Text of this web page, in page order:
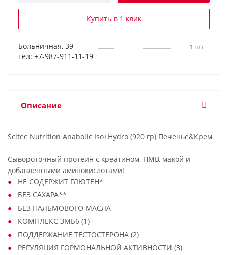
Купить в 1 клик
Больничная, 39
тел: +7-987-911-11-19
1 шт
Описание
Scitec Nutrition Anabolic Iso+Hydro (920 гр) Печенье&Крем
Сывороточный протеин с креатином, HMB, макой и
добавленными аминокислотами!
НЕ СОДЕРЖИТ ГЛЮТЕН*
БЕЗ САХАРА**
БЕЗ ПАЛЬМОВОГО МАСЛА
КОМПЛЕКС ЗМБ6 (1)
ПОДДЕРЖАНИЕ ТЕСТОСТЕРОНА (2)
РЕГУЛЯЦИЯ ГОРМОНАЛЬНОЙ АКТИВНОСТИ (3)